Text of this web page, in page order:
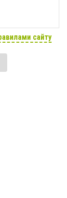
сайту